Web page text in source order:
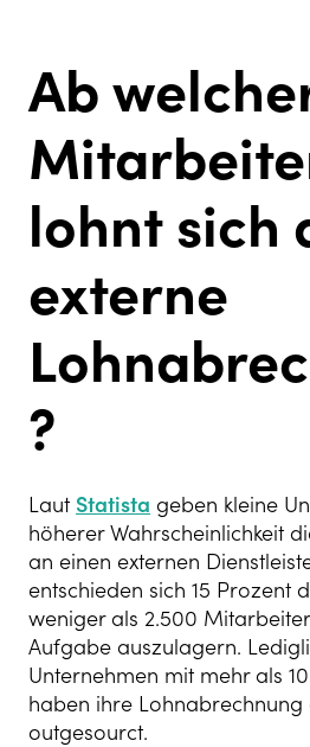
Ab
lohnt sich
externe
?
Laut Statista geben kleine
höherer Wahrscheinlichkeit
an einen externen
entschieden sich 15 Prozent
weniger als 2.500
Aufgabe auszulagern.
Unternehmen mit mehr als
haben ihre Lohnabrechnung
outgesourct.